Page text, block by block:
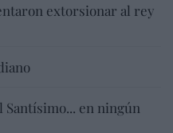
extorsionar al rey
Santísimo... en ningún